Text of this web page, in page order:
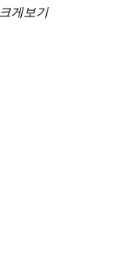
크게보기